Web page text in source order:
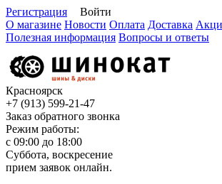
Регистрация
Войти
О магазине Новости Оплата Доставка
Полезная информация Вопросы и ответы
Красноярск
+7 (913) 599-21-47
Заказ обратного звонка
Режим работы:
с 09:00 до 18:00
Суббота, воскресение
прием заявок онлайн.